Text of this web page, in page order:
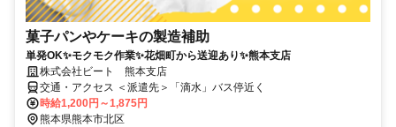
菓子パンやケーキの製造補助
単発OK✨モクモク作業✨花畑町から送迎あり✨熊本支店
株式会社ビート 熊本支店
交通・アクセス ＜派遣先＞「滴水」バス停近く
時給1,200円～1,875円
熊本県熊本市北区